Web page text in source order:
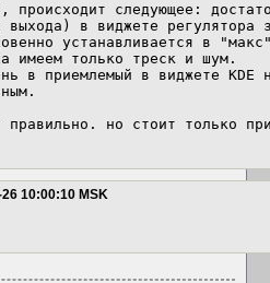
происходит следующее:
в виджете регулятора
устанавливается в
имеем только треск и шум.
в приемлемый в виджете
но стоит только
10:00:10 MSK